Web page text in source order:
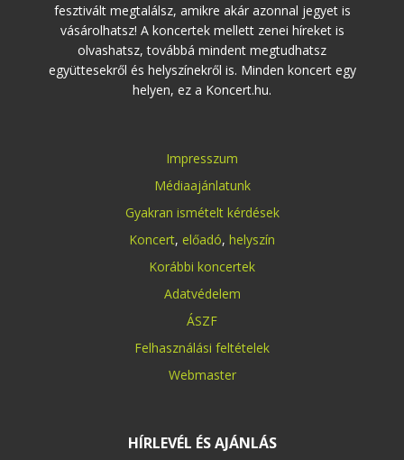
fesztivált megtalálsz, amikre akár azonnal jegyet is
vásárolhatsz! A koncertek mellett zenei híreket is
olvashatsz, továbbá mindent megtudhatsz
együttesekről és helyszínekről is. Minden koncert egy
helyen, ez a Koncert.hu.
Impresszum
Médiaajánlatunk
Gyakran ismételt kérdések
Koncert, előadó, helyszín
Korábbi koncertek
Adatvédelem
ÁSZF
Felhasználási feltételek
Webmaster
HÍRLEVÉL ÉS AJÁNLÁS